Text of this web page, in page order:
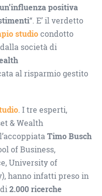
positiva
“. E’ il verdetto
studiocondotto
società di
al risparmio gestito
. I tre esperti,
& Wealth
Timo Busch
of Business,
University of
hanno infatti preso in
2.000 ricerche